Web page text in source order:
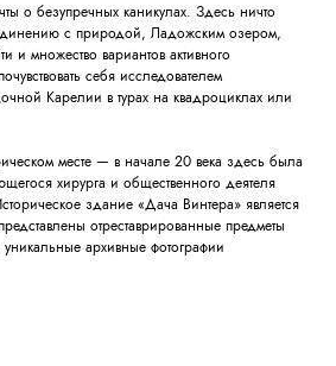
о безупречных каникулах. Здесь ничто
с природой, Ладожским озером,
множество вариантов активного
себя исследователем
Карелии в турах на квадроциклах или
месте — в начале 20 века здесь была
хирурга и общественного деятеля
здание «Дача Винтера» является
отреставрированные предметы
архивные фотографии